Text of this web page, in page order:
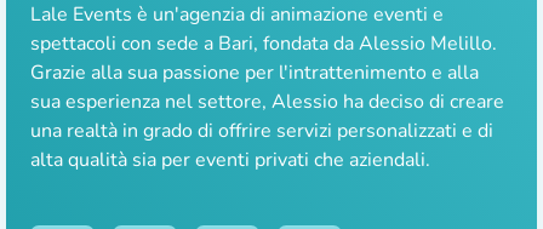
Lale Events è un'agenzia di animazione eventi e
spettacoli con sede a Bari, fondata da Alessio Melillo.
Grazie alla sua passione per l'intrattenimento e alla
sua esperienza nel settore, Alessio ha deciso di creare
una realtà in grado di offrire servizi personalizzati e di
alta qualità sia per eventi privati che aziendali.